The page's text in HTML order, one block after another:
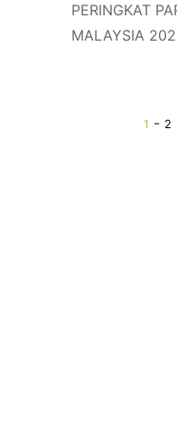
PERINGKAT
MALAYSIA
1 - 2